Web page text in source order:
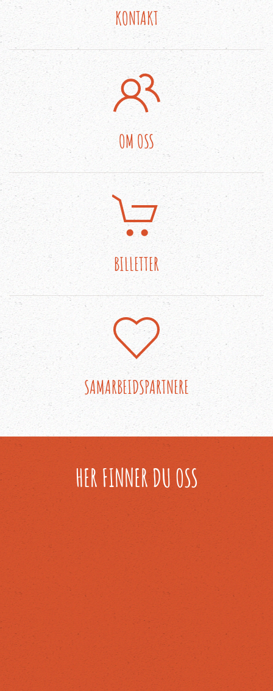
KONTAKT
OM OSS
BILLETTER
SAMARBEIDSPARTNERE
HER FINNER DU OSS